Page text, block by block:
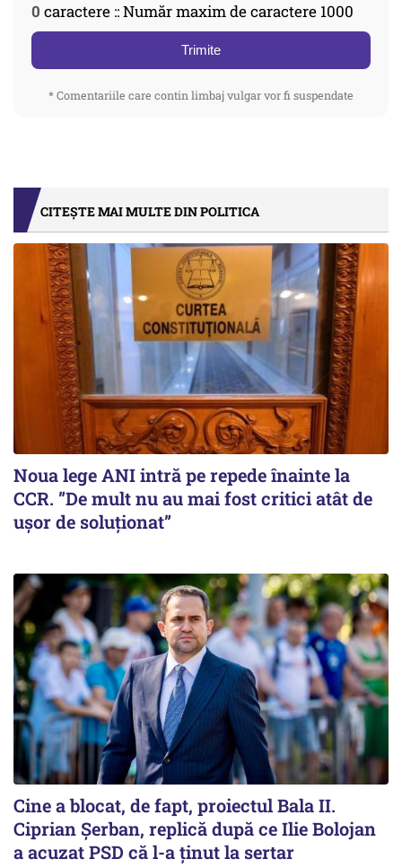
0 caractere :: Număr maxim de caractere 1000
Trimite
* Comentariile care contin limbaj vulgar vor fi suspendate
CITEȘTE MAI MULTE DIN POLITICA
Noua lege ANI intră pe repede înainte la
CCR. ”De mult nu au mai fost critici atât de
ușor de soluționat”
Cine a blocat, de fapt, proiectul Bala II.
Ciprian Șerban, replică după ce Ilie Bolojan
a acuzat PSD că l-a ținut la sertar